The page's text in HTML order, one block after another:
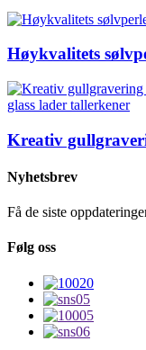
Høykvalitets
Kreativ
Nyhetsbrev
Få de siste
Følg oss